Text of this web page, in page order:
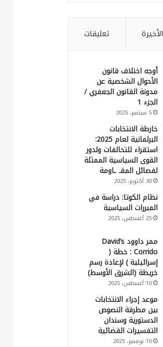
الأخيرة تعليقات
أوجه اختلاف قانون
الأحوال الشخصية عن
مدونة القانون الجعفري /
الجزء 1
5 سبتمبر، 2025
خارطة الانتخابات
البرلمانية لعام 2025:
استقراء للتحالفات ولدور
القوى السياسية الممثلة
لفصائل المقـ ـاومة
30 أكتوبر، 2025
نظام الكوتا: دراسة في
المبررات السياسية
25 أغسطس، 2025
ممر داوود David’s
Corrido : خطة (
إسرائيلية ) لإعادة رسم
خريطة (الشرق الأوسط)
10 أغسطس، 2025
موعد إجراء الانتخابات
بين مطرقة النصوص
الدستورية وسندان
التفسيرات القضائية
10 نوفمبر، 2025